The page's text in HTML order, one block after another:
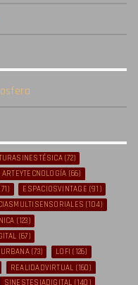
(72)
ARTEYTECNOLOGÍA (66)
ESPACIOSVINTAGE (91)
(104)
(123)
(67)
(73) LOFI (126)
REALIDADVIRTUAL (160)